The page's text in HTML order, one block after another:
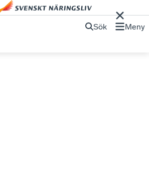
Sök Meny